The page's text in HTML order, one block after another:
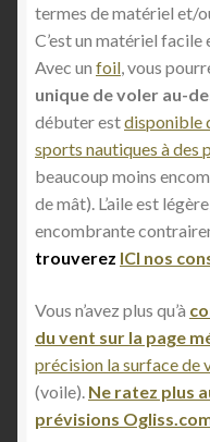
termes de matériel et/
C’est un matériel facile
Avec un foil, vous
unique de voler au-
débuter estdisponible
sports nautiques à des
beaucoup moins
de mât). L’aile est
encombrante
trouverez ICI nos
Vous n’avez plus qu’à
du vent sur la page
précision la surface de
(voile). Ne ratez plus
prévisions